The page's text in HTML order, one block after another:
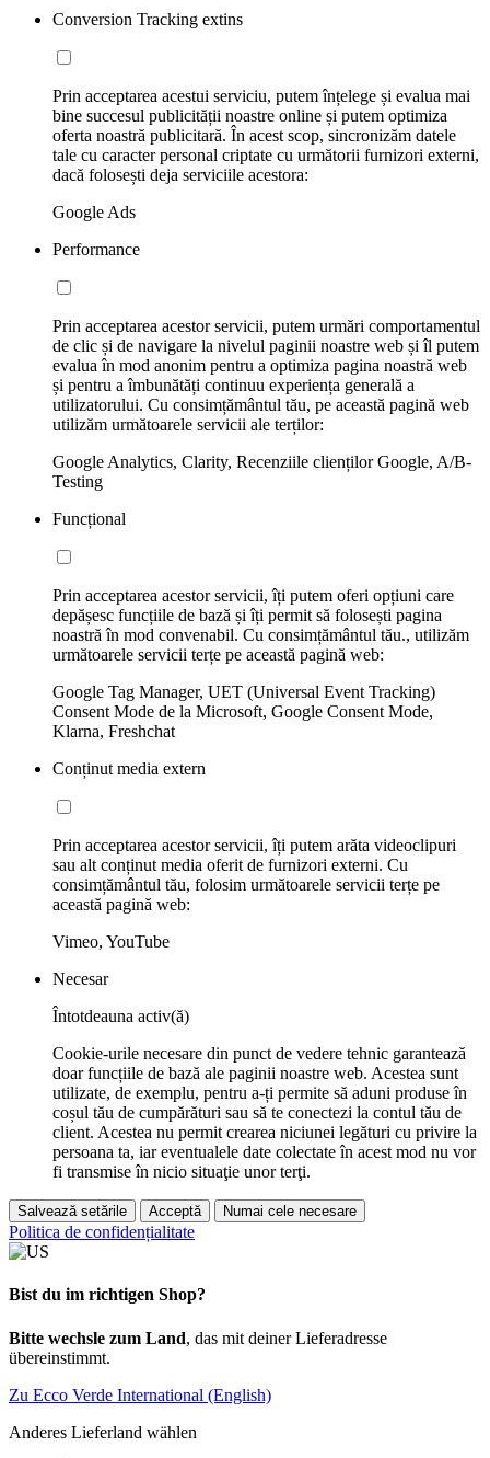
Conversion Tracking extins
Prin acceptarea acestui serviciu, putem înțelege și evalua mai
bine succesul publicității noastre online și putem optimiza
oferta noastră publicitară. În acest scop, sincronizăm datele
tale cu caracter personal criptate cu următorii furnizori externi,
dacă folosești deja serviciile acestora:
Google Ads
Performance
Prin acceptarea acestor servicii, putem urmări comportamentul
de clic și de navigare la nivelul paginii noastre web și îl putem
evalua în mod anonim pentru a optimiza pagina noastră web
și pentru a îmbunătăți continuu experiența generală a
utilizatorului. Cu consimțământul tău, pe această pagină web
utilizăm următoarele servicii ale terților:
Google Analytics, Clarity, Recenziile clienților Google, A/B-
Testing
Funcțional
Prin acceptarea acestor servicii, îți putem oferi opțiuni care
depășesc funcțiile de bază și îți permit să folosești pagina
noastră în mod convenabil. Cu consimțământul tău., utilizăm
următoarele servicii terțe pe această pagină web:
Google Tag Manager, UET (Universal Event Tracking)
Consent Mode de la Microsoft, Google Consent Mode,
Klarna, Freshchat
Conținut media extern
Prin acceptarea acestor servicii, îți putem arăta videoclipuri
sau alt conținut media oferit de furnizori externi. Cu
consimțământul tău, folosim următoarele servicii terțe pe
această pagină web:
Vimeo, YouTube
Necesar
Întotdeauna activ(ă)
Cookie-urile necesare din punct de vedere tehnic garantează
doar funcțiile de bază ale paginii noastre web. Acestea sunt
utilizate, de exemplu, pentru a-ți permite să aduni produse în
coșul tău de cumpărături sau să te conectezi la contul tău de
client. Acestea nu permit crearea niciunei legături cu privire la
persoana ta, iar eventualele date colectate în acest mod nu vor
fi transmise în nicio situaţie unor terţi.
Salvează setările Acceptă Numai cele necesare
Politica de confidențialitate
Bist du im richtigen Shop?
Bitte wechsle zum Land, das mit deiner Lieferadresse
übereinstimmt.
Zu Ecco Verde International (English)
Anderes Lieferland wählen